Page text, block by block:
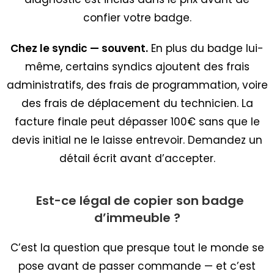
confier votre badge.
Chez le syndic — souvent. En plus du badge lui-
même, certains syndics ajoutent des frais
administratifs, des frais de programmation, voire
des frais de déplacement du technicien. La
facture finale peut dépasser 100€ sans que le
devis initial ne le laisse entrevoir. Demandez un
détail écrit avant d’accepter.
Est-ce légal de copier son badge
d’immeuble ?
C’est la question que presque tout le monde se
pose avant de passer commande — et c’est